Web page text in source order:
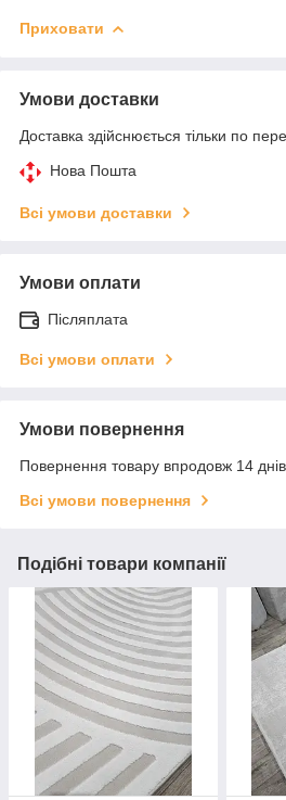
Приховати
Умови доставки
Доставка здійснюється тільки по
Нова Пошта
Всі умови доставки
Умови оплати
Післяплата
Всі умови оплати
Умови повернення
Повернення товару впродовж 14
Всі умови повернення
Подібні товари компанії